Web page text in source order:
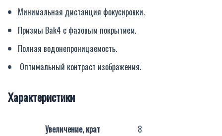
Минимальная дистанция фокусировки.
Призмы Bak4 с фазовым покрытием.
Полная водонепроницаемость.
Оптимальный контраст изображения.
Характеристики
Увеличение, крат 8